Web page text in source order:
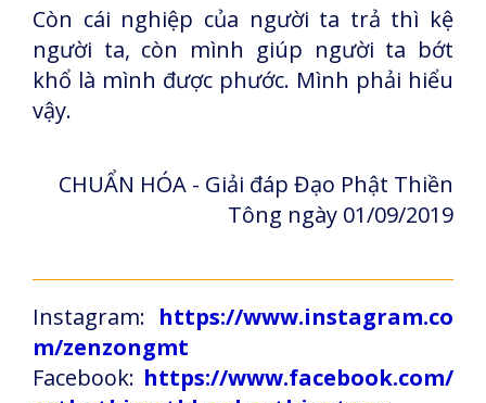
Còn cái nghiệp của người ta trả thì kệ
người ta, còn mình giúp người ta bớt
khổ là mình được phước. Mình phải hiểu
vậy.
CHUẨN HÓA - Giải đáp Đạo Phật Thiền
Tông ngày 01/09/2019
Instagram: https://www.instagram.co
m/zenzongmt
Facebook: https://www.facebook.com/